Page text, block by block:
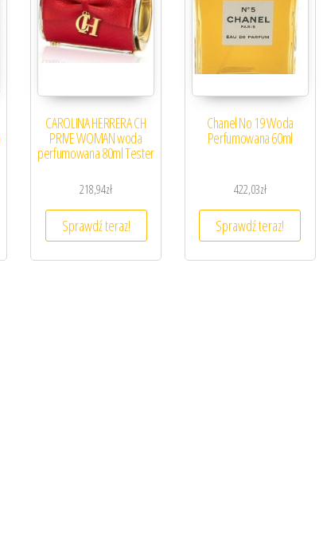
CAROLINA HERRERA CH
PRIVE WOMAN woda
perfumowana 80ml Tester
218,94zł
Sprawdź teraz!
Chanel No 19 Woda
Perfumowana 60ml
422,03zł
Sprawdź teraz!